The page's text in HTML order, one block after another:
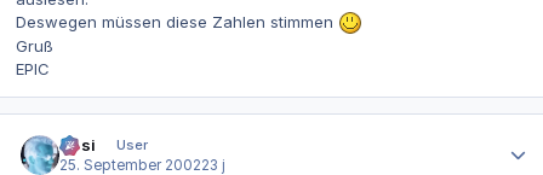
Deswegen müssen diese Zahlen stimmen
Gruß
EPIC
Hüsi
User
25. September 200223 j